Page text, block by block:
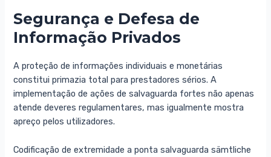
Segurança e Defesa de
Informação Privados
A proteção de informações individuais e monetárias
constitui primazia total para prestadores sérios. A
implementação de ações de salvaguarda fortes não apenas
atende deveres regulamentares, mas igualmente mostra
apreço pelos utilizadores.
Codificação de extremidade a ponta salvaguarda sämtliche